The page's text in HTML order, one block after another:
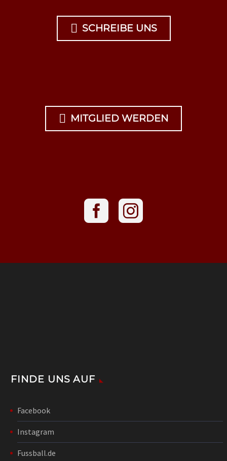
 SCHREIBE UNS
 MITGLIED WERDEN
FINDE UNS AUF
Facebook
Instagram
Fussball.de